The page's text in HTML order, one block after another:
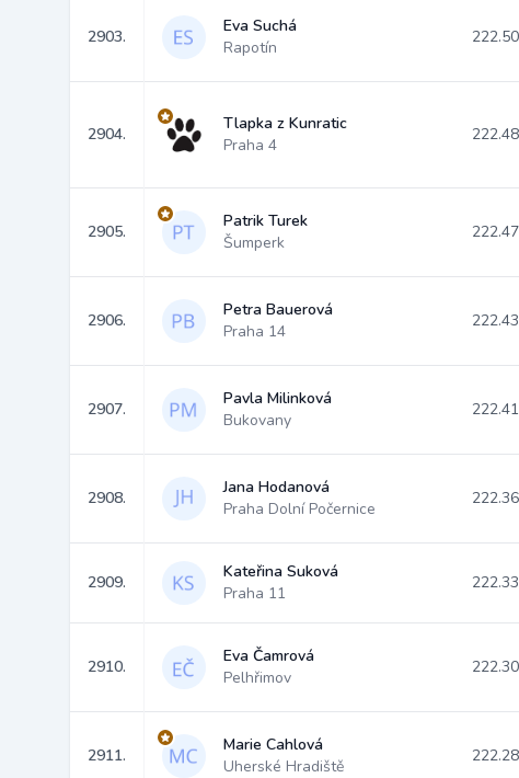
2903.
Eva Suchá
Rapotín
222.50
2904.
Tlapka z Kunratic
Praha 4
222.48
2905.
Patrik Turek
Šumperk
222.47
2906.
Petra Bauerová
Praha 14
222.43
2907.
Pavla Milinková
Bukovany
222.41
2908.
Jana Hodanová
Praha Dolní Počernice
222.36
2909.
Kateřina Suková
Praha 11
222.33
2910.
Eva Čamrová
Pelhřimov
222.30
2911.
Marie Cahlová
Uherské Hradiště
222.28